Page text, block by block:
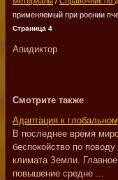
применяемый при роении
Страница 4
Апидиктор
Смотрите также
Адаптация к
В последнее время
беспокойство по
климата Земли.
повышение средне ...